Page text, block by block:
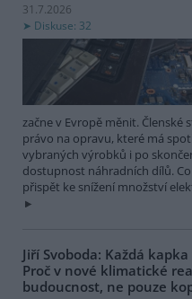
31.7.2026
Diskuse: 32
začne v Evropě měnit.
právo na opravu, které má
vybraných výrobků i po
dostupnost náhradních dílů.
přispět ke snížení množství
Jiří Svoboda: Každá
Proč v nové klimatické
budoucnost, ne pouze